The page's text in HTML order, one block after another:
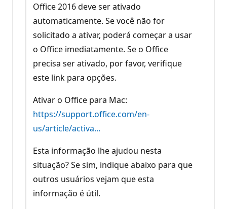
Office 2016 deve ser ativado
automaticamente. Se você não for
solicitado a ativar, poderá começar a usar
o Office imediatamente. Se o Office
precisa ser ativado, por favor, verifique
este link para opções.
Ativar o Office para Mac:
https://support.office.com/en-
us/article/activa...
Esta informação lhe ajudou nesta
situação? Se sim, indique abaixo para que
outros usuários vejam que esta
informação é útil.